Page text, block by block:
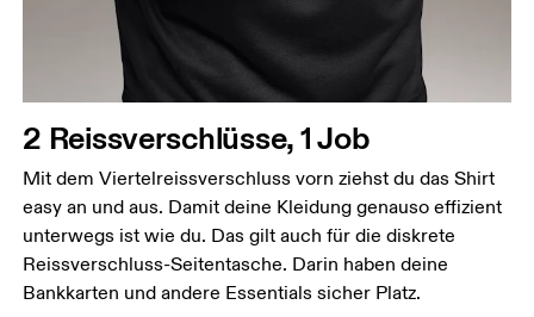
wo dein Oberkörper am schmalsten ist.
Hüfte
Miss um die breiteste Stelle deiner Hüfte herum.
2 Reissverschlüsse, 1 Job
Mit dem Viertelreissverschluss vorn ziehst du das Shirt
easy an und aus. Damit deine Kleidung genauso effizient
unterwegs ist wie du. Das gilt auch für die diskrete
Reissverschluss-Seitentasche. Darin haben deine
Bankkarten und andere Essentials sicher Platz.